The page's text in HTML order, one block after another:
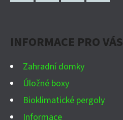
INFORMACE PRO VÁS
Zahradní domky
Úložné boxy
Bioklimatické pergoly
Informace